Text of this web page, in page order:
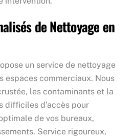
de Nettoyage en
un service de nettoyage
espaces commerciaux. Nous
les contaminants et la
difficiles d’accès pour
de vos bureaux,
Service rigoureux,